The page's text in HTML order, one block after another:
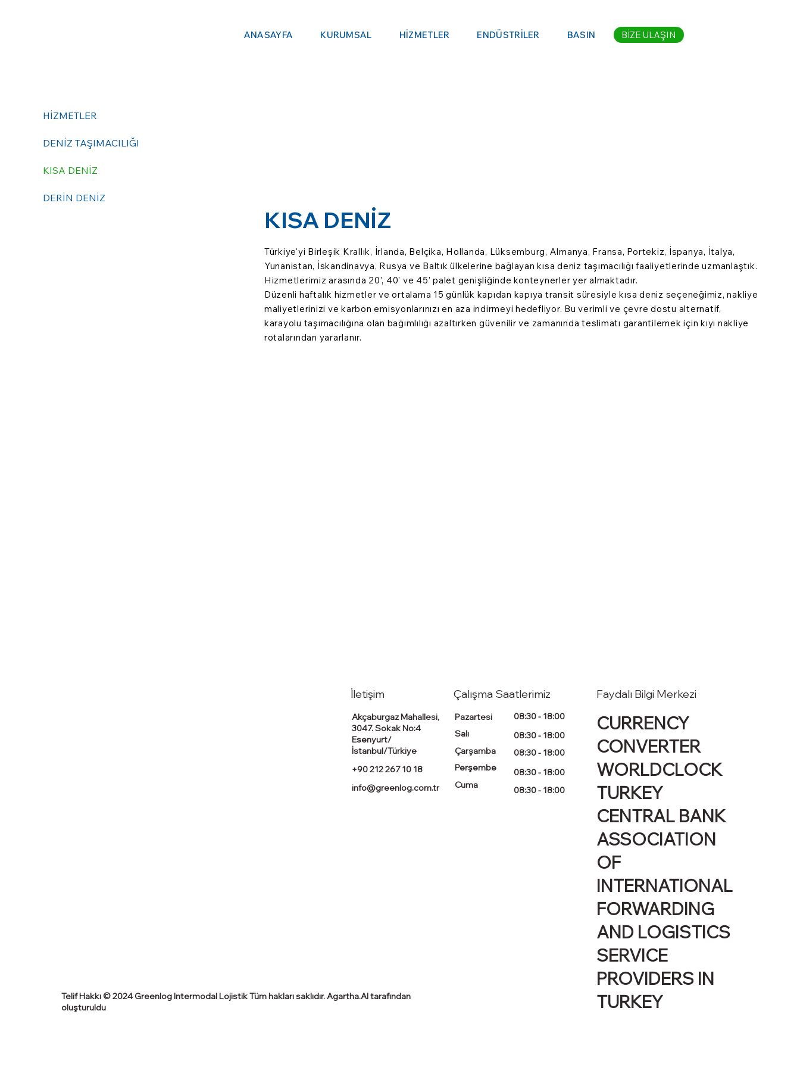
ANASAYFA KURUMSAL HİZMETLER ENDÜSTRİLER BASIN BİZE ULAŞIN
KISA DENİZ
Türkiye'yi Birleşik Krallık, İrlanda, Belçika, Hollanda, Lüksemburg, Almanya, Fransa, Portekiz, İspanya, İtalya,
Yunanistan, İskandinavya, Rusya ve Baltık ülkelerine bağlayan kısa deniz taşımacılığı faaliyetlerinde uzmanlaştık.
Hizmetlerimiz arasında 20', 40' ve 45' palet genişliğinde konteynerler yer almaktadır.
Düzenli haftalık hizmetler ve ortalama 15 günlük kapıdan kapıya transit süresiyle kısa deniz seçeneğimiz, nakliye
maliyetlerinizi ve karbon emisyonlarınızı en aza indirmeyi hedefliyor. Bu verimli ve çevre dostu alternatif,
karayolu taşımacılığına olan bağımlılığı azaltırken güvenilir ve zamanında teslimatı garantilemek için kıyı nakliye
rotalarından yararlanır.
HİZMETLER
DENİZ TAŞIMACILIĞI
KISA DENİZ
DERİN DENİZ
Telif Hakkı © 2024 Greenlog Intermodal Lojistik Tüm hakları saklıdır.Agartha.AItarafından
oluşturuldu
Akçaburgaz Mahallesi,
3047. Sokak No:4
Esenyurt/
İstanbul/Türkiye
+90 212 267 10 18
info@greenlog.com.tr
Pazartesi
Salı
Çarşamba
Perşembe
Cuma
08:30 - 18:00
08:30 - 18:00
08:30 - 18:00
08:30 - 18:00
08:30 - 18:00
CURRENCY
CONVERTER
WORLDCLOCK
TURKEY
CENTRAL BANK
ASSOCIATION
OF
INTERNATIONAL
FORWARDING
AND LOGISTICS
SERVICE
PROVIDERS IN
TURKEY
İletişim Çalışma Saatlerimiz Faydalı Bilgi Merkezi